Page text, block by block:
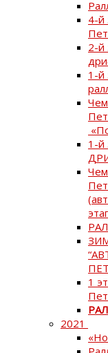
4-й
2-й
1-й
1-й
1
2021